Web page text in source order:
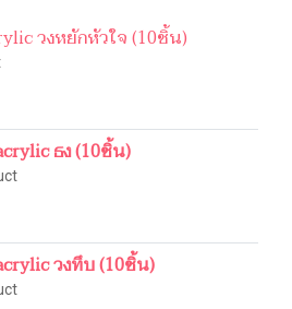
วงหยักหัวใจ (10ชิ้น)
ธง (10ชิ้น)
วงทึบ (10ชิ้น)